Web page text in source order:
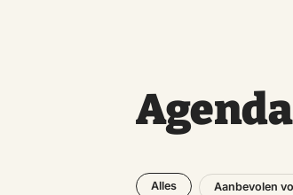
Agenda
Alles Aanbevolen